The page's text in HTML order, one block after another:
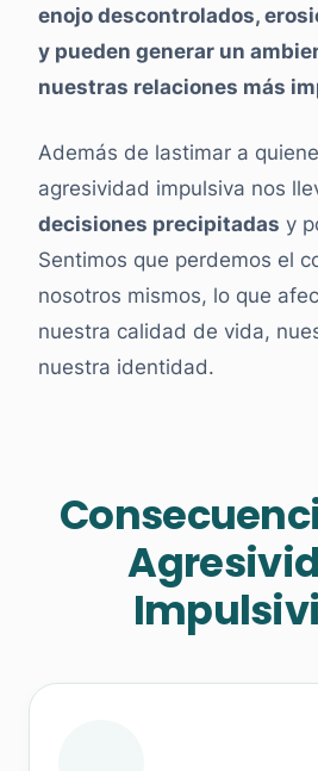
enojo descontrolados,
y pueden generar un
nuestras relaciones más
Además de lastimar a
agresividad impulsiva nos
decisiones precipitadas y
Sentimos que perdemos el
nosotros mismos, lo que
nuestra calidad de vida,
nuestra identidad.